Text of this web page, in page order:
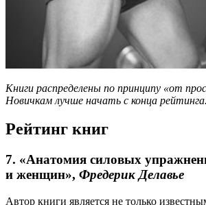
Книги распределены по принципу «от
Новичкам лучше начать с конца рейтинга.
Рейтинг книг
7. «Анатомия силовых
и женщин», Фредерик Делавье
Автор книги является не только